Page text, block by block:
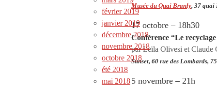
Musée du Quai Branly, 37 quai
17 octobre – 18h30
Conférence “Le
par Leïla Olivesi et Claude
Sunset, 60 rue des Lombards,
5 novembre – 21h
février 2019
janvier 2019
décembre 2018
novembre 2018
octobre 2018
été 2018
mai 2018